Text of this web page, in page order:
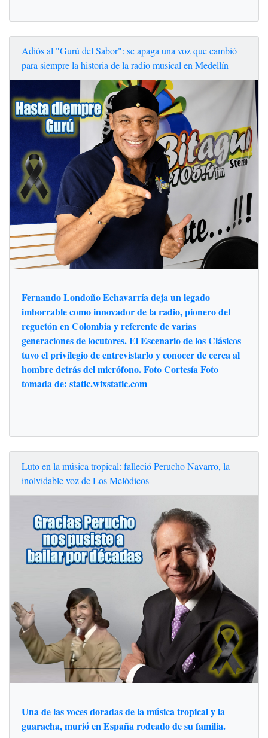
Adiós al "Gurú del Sabor": se apaga una voz que cambió
para siempre la historia de la radio musical en Medellín
Fernando Londoño Echavarría deja un legado
imborrable como innovador de la radio, pionero del
reguetón en Colombia y referente de varias
generaciones de locutores. El Escenario de los Clásicos
tuvo el privilegio de entrevistarlo y conocer de cerca al
hombre detrás del micrófono. Foto Cortesía Foto
tomada de: static.wixstatic.com
Luto en la música tropical: falleció Perucho Navarro, la
inolvidable voz de Los Melódicos
Una de las voces doradas de la música tropical y la
guaracha, murió en España rodeado de su familia.